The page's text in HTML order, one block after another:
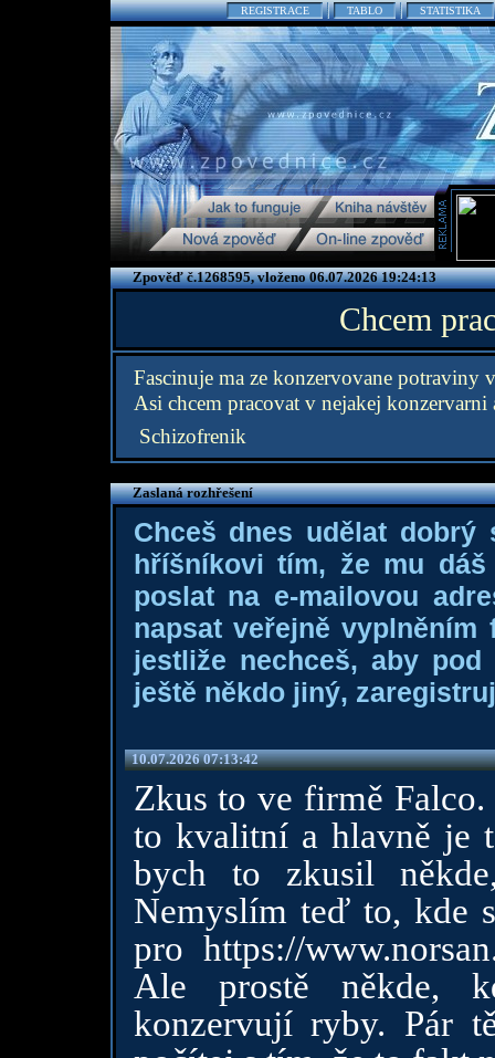
REGISTRACE TABLO STATISTIKA
Zpověď č.1268595, vloženo 06.07.2026 19:24:13
Chcem
Fascinuje ma ze konzervovane potraviny
Asi chcem pracovat v nejakej
Schizofrenik
Zaslaná rozhřešení
Chceš dnes udělat dobrý
hříšníkovi tím, že mu
poslat na e-mailovou
napsat veřejně
jestliže nechceš, aby
ještě někdo jiný,
10.07.2026 07:13:42
Zkus to ve firmě
to kvalitní a hlavně je
bych to zkusil
Nemyslím teď to, kde
pro https://
Ale prostě někde,
konzervují ryby. Pár